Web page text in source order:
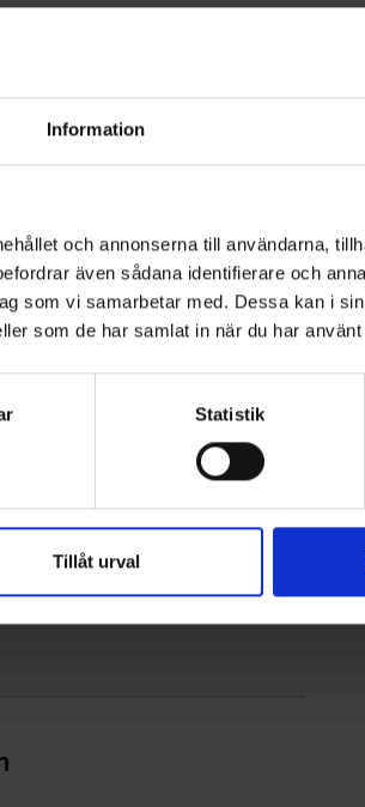
Information
och annonserna till användarna,
även sådana identifierare och
som vi samarbetar med. Dessa kan i
som de har samlat in när du har
Statistik
Tillåt urval
Vaxholm
entreprenör